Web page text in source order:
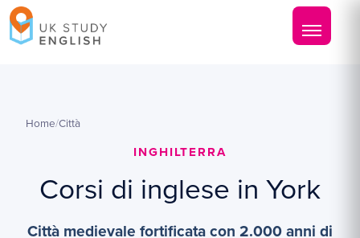
Home/Città
INGHILTERRA
Corsi di inglese in York
Città medievale fortificata con 2.000 anni di